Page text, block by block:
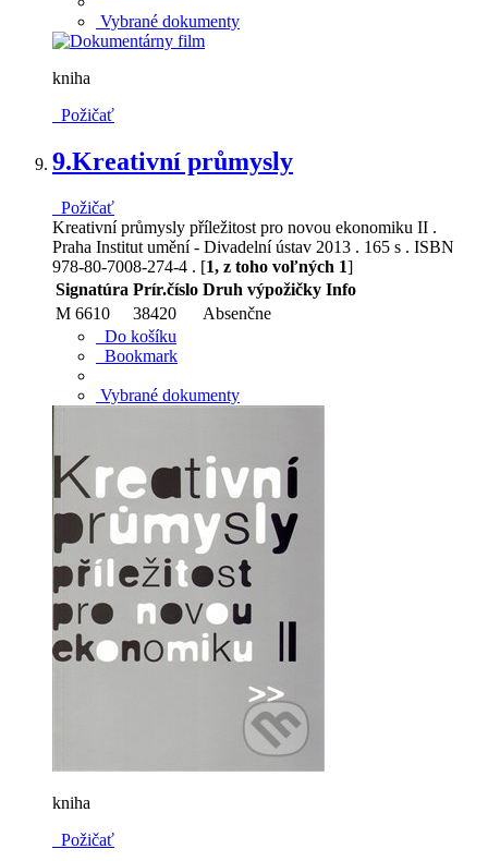
Vybrané dokumenty
kniha
Požičať
9.Kreativní průmysly
Požičať
Kreativní průmysly příležitost pro novou ekonomiku II .
Praha Institut umění - Divadelní ústav 2013 . 165 s . ISBN
978-80-7008-274-4 . [1, z toho voľných 1]
Signatúra Prír.číslo Druh výpožičky Info
M 6610
38420
Absenčne
Do košíku
Bookmark
Vybrané dokumenty
kniha
Požičať